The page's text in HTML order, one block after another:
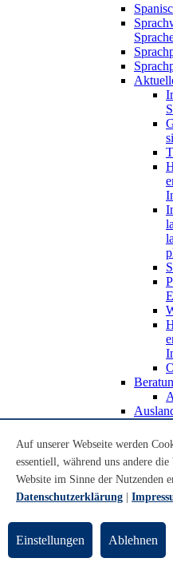
TnL
Auf unserer Webseite werden
essentiell, während uns andere
Website im Sinne der Nutzenden
Datenschutzerklärung
Einstellungen Ablehnen